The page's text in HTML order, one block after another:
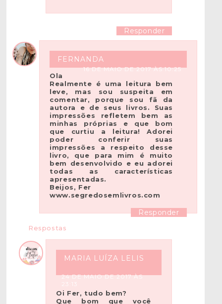
Responder
FERNANDA
16 DE MAIO DE 2017 ÀS 10:25
Ola
Realmente é uma leitura bem
leve, mas sou suspeita em
comentar, porque sou fã da
autora e de seus livros. Suas
impressões refletem bem as
minhas próprias e que bom
que curtiu a leitura! Adorei
poder conferir suas
impressões a respeito desse
livro, que para mim é muito
bem desenvolvido e eu adorei
todas as características
apresentadas.
Beijos, Fer
www.segredosemlivros.com
Responder
Respostas
MARIA LUÍZA LELIS
24 DE MAIO DE 2017 ÀS
23:13
Oi Fer, tudo bem?
Que bom que você